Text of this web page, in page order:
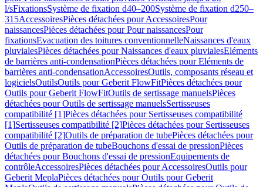
l/sFixationsSystème de fixation d40–200Système de fixation d250–
315AccessoiresPièces détachées pour AccessoiresPour
naissancesPièces détachées pour Pour naissancesPour
fixationsEvacuation des toitures conventionnelleNaissances d'eaux
pluvialesPièces détachées pour Naissances d'eaux pluvialesEléments
de barrières anti-condensationPièces détachées pour Eléments de
barrières anti-condensationAccessoiresOutils, composants réseau et
logicielsOutilsOutils pour Geberit FlowFitPièces détachées pour
Outils pour Geberit FlowFitOutils de sertissage manuelsPièces
détachées pour Outils de sertissage manuelsSertisseuses
compatibilité [1]Pièces détachées pour Sertisseuses compatibilité
[1]Sertisseuses compatibilité [2]Pièces détachées pour Sertisseuses
compatibilité [2]Outils de préparation de tubePièces détachées pour
Outils de préparation de tubeBouchons d'essai de pressionPièces
détachées pour Bouchons d'essai de pressionEquipements de
contrôleAccessoiresPièces détachées pour AccessoiresOutils pour
Geberit MeplaPièces détachées pour Outils pour Geberit